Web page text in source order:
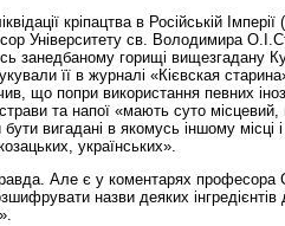
кріпацтва в Російській
Університету св. Володимира
занедбаному горищі вищезгадану
її в журналі «Кієвская
що попри використання певних
страви та напої «мають суто
вигадані в якомусь іншому місці
українських».
Але є у коментарях професора
назви деяких інгредієнтів